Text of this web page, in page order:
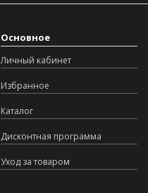
Основное
Личный кабинет
Избранное
Каталог
Дисконтная программа
Уход за товаром